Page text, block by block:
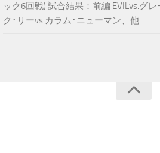
ック6回戦) 試合結果：前編 EVILvs.グ
ク･リーvs.カラム･ニューマン、他